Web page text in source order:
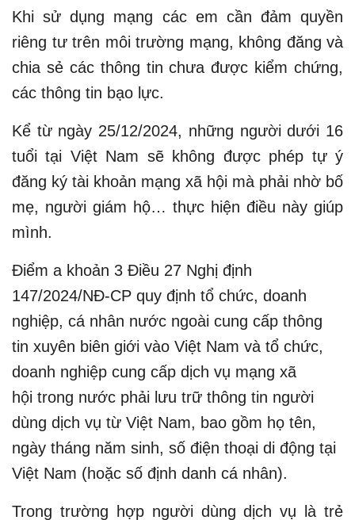
Khi sử dụng mạng các em cần đảm quyền
riêng tư trên môi trường mạng, không đăng và
chia sẻ các thông tin chưa được kiểm chứng,
các thông tin bạo lực.
Kể từ ngày 25/12/2024, những người dưới 16
tuổi tại Việt Nam sẽ không được phép tự ý
đăng ký tài khoản mạng xã hội mà phải nhờ bố
mẹ, người giám hộ… thực hiện điều này giúp
mình.
Điểm a khoản 3 Điều 27 Nghị định
147/2024/NĐ-CP quy định tổ chức, doanh
nghiệp, cá nhân nước ngoài cung cấp thông
tin xuyên biên giới vào Việt Nam và tổ chức,
doanh nghiệp cung cấp dịch vụ mạng xã
hội trong nước phải lưu trữ thông tin người
dùng dịch vụ từ Việt Nam, bao gồm họ tên,
ngày tháng năm sinh, số điện thoại di động tại
Việt Nam (hoặc số định danh cá nhân).
Trong trường hợp người dùng dịch vụ là trẻ